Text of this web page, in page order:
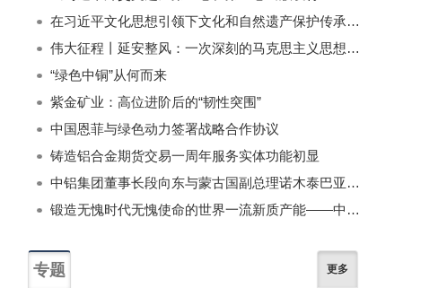
在习近平文化思想引领下文化和自然遗产保护传承利用工作开创新局面
伟大征程丨延安整风：一次深刻的马克思主义思想教育运动
“绿色中铜”从何而来
紫金矿业：高位进阶后的“韧性突围”
中国恩菲与绿色动力签署战略合作协议
铸造铝合金期货交易一周年服务实体功能初显
中铝集团董事长段向东与蒙古国副总理诺木泰巴亚尔举行会谈
锻造无愧时代无愧使命的世界一流新质产能——中国有色金属工业的战略应对与破局之道（二）
专题 更多